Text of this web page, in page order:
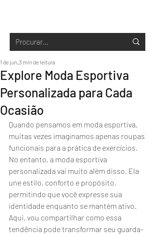
Explore Moda Esportiva
Personalizada para Cada
Ocasião
1 de jun. 3 min de leitura
Quando pensamos em moda esportiva,
muitas vezes imaginamos apenas roupas
funcionais para a prática de exercícios.
No entanto, a moda esportiva
personalizada vai muito além disso. Ela
une estilo, conforto e propósito,
permitindo que você expresse sua
identidade enquanto se mantém ativo.
Aqui, vou compartilhar como essa
tendência pode transformar seu guarda-